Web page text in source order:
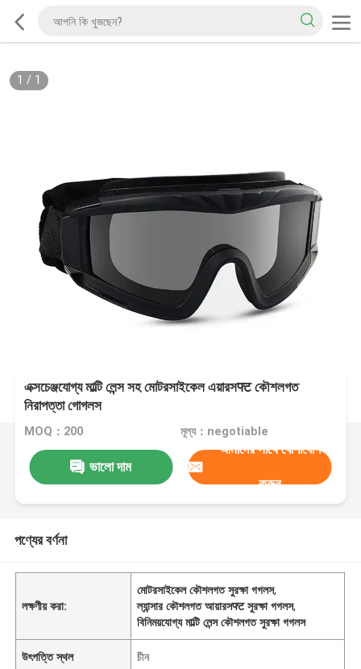
1 / 1
এক্সচেঞ্জযোগ্য মাল্টি লেন্স সহ মোটরসাইকেল এয়ারসफ्ट কৌশলগত
নিরাপত্তা গোগলস
MOQ：200 মূল্য：negotiable
ভালো দাম
আমাদের সাথে যোগাযোগ
করুন
পণ্যের বর্ণনা
লক্ষণীয় করা:
মোটরসাইকেল কৌশলগত সুরক্ষা গগলস,
ল্যান্সার কৌশলগত আয়ারসफ्ट সুরক্ষা গগলস,
বিনিময়যোগ্য মাল্টি লেন্স কৌশলগত সুরক্ষা গগলস
উৎপত্তি স্থল চীন